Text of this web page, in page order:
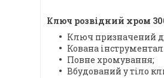
Ключ розвідний хром
Ключ призначений
Кована
Повне хромування;
Вбудований у тіло